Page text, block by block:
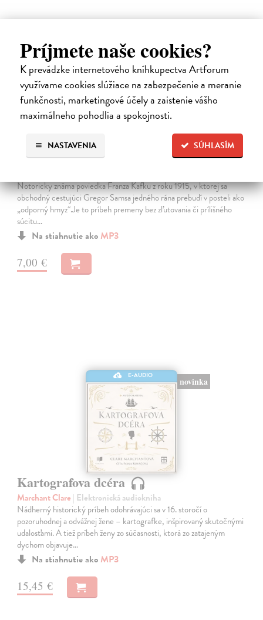
Príjmete naše cookies?
K prevádzke internetového kníhkupectva Artforum
využívame cookies slúžiace na zabezpečenie a meranie
funkčnosti, marketingové účely a zaistenie vášho
maximálneho pohodlia a spokojnosti.
SÚHLASÍM
NASTAVENIA
E-AUDIO
Premena
Notoricky známa poviedka Franza Kafku z roku 1915, v ktorej sa
obchodný cestujúci Gregor Samsa jedného rána prebudí v posteli ako
„odporný hmyz“.Je to príbeh premeny bez zľutovania či prílišného
súcitu…
Na stiahnutie ako MP3
7,00 €
E-AUDIO
novinka
Kartografova dcéra
Marchant Clare | Elektronická audiokniha
Nádherný historický príbeh odohrávajúci sa v 16. storočí o
pozoruhodnej a odvážnej žene – kartografke, inšpirovaný skutočnými
udalosťami. A tiež príbeh ženy zo súčasnosti, ktorá zo zatajeným
dychom objavuje…
Na stiahnutie ako MP3
15,45 €